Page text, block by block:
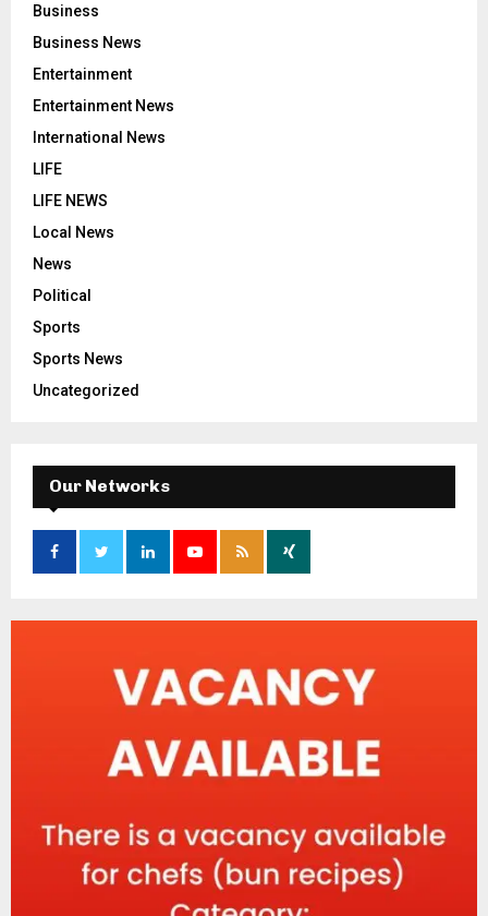
Business
Business News
Entertainment
Entertainment News
International News
LIFE
LIFE NEWS
Local News
News
Political
Sports
Sports News
Uncategorized
Our Networks